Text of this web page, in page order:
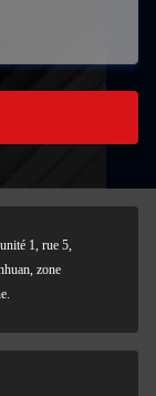
1, rue 5,
zone